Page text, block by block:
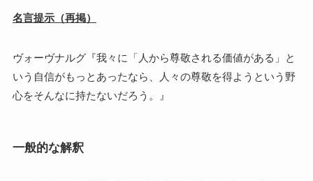
名言提示（再掲）
ヴォーヴナルグ『我々に「人から尊敬される価値がある」と
いう自信がもっとあったなら、人々の尊敬を得ようという野
心をそんなに持たないだろう。』
一般的な解釈